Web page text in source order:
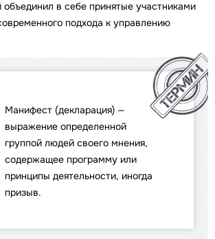
объединил в себе принятые участниками
подхода к управлению
Манифест (декларация) —
выражение определенной
группой людей своего мнения,
содержащее программу или
принципы деятельности, иногда
призыв.